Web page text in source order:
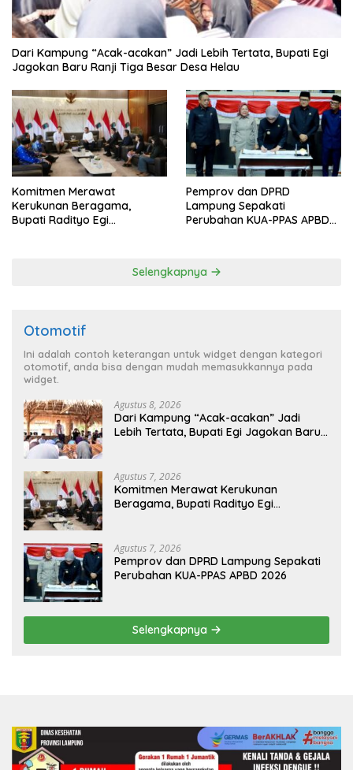
Dari Kampung “Acak-acakan” Jadi Lebih Tertata, Bupati Egi
Jagokan Baru Ranji Tiga Besar Desa Helau
Komitmen Merawat
Kerukunan Beragama,
Bupati Radityo Egi
Pemprov dan DPRD
Lampung Sepakati
Perubahan KUA-PPAS APBD
Selengkapnya
Otomotif
Ini adalah contoh keterangan untuk widget dengan kategori
otomotif, anda bisa dengan mudah memasukkannya pada
widget.
Agustus 8, 2026
Dari Kampung “Acak-acakan” Jadi
Lebih Tertata, Bupati Egi Jagokan Baru
Agustus 7, 2026
Komitmen Merawat Kerukunan
Beragama, Bupati Radityo Egi
Agustus 7, 2026
Pemprov dan DPRD Lampung Sepakati
Perubahan KUA-PPAS APBD 2026
Selengkapnya